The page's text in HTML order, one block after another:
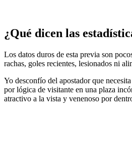
¿Qué dicen las
Los datos duros de esta previa son
rachas, goles recientes, lesionados ni
Yo desconfío del apostador que
por lógica de visitante en una plaza
atractivo a la vista y venenoso por